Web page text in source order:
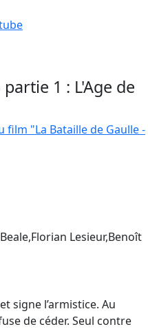
1 : L'Age de
film "La Bataille de Gaulle -
Lesieur,Benoît
signe l’armistice. Au
de céder. Seul contre